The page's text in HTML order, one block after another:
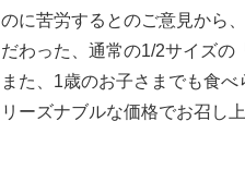
のに苦労するとのご意見から
だわった、通常の1/2サイズの
また、1歳のお子さまでも食
リーズナブルな価格でお召し